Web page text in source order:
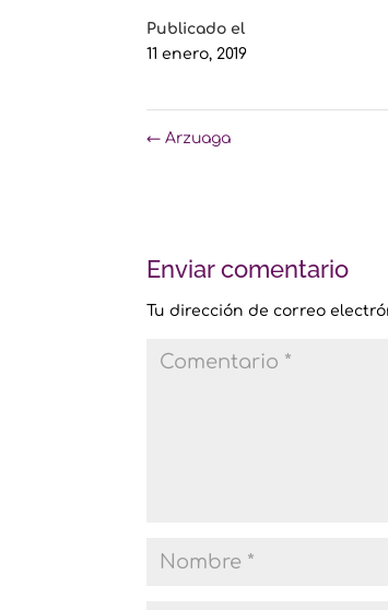
Publicado el
11 enero, 2019
← Arzuaga
Enviar comentario
Tu dirección de correo